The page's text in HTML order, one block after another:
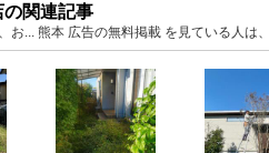
関連記事
... 熊本 広告の無料掲載 を見ている人は